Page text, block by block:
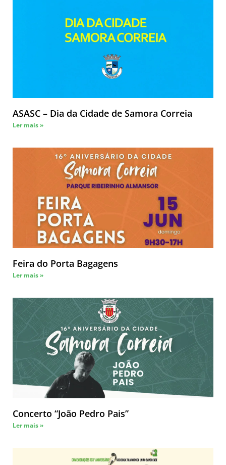
ASASC – Dia da Cidade de Samora Correia
Ler mais »
Feira do Porta Bagagens
Ler mais »
Concerto “João Pedro Pais”
Ler mais »